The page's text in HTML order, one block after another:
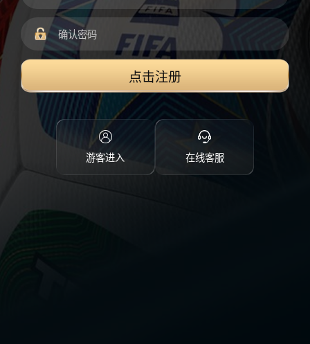
点击注册
游客进入 在线客服